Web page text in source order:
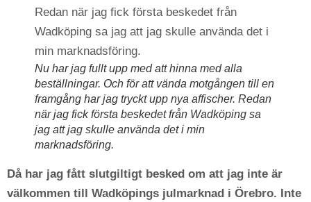
Nu har jag fullt upp med att hinna med alla
beställningar. Och för att vända motgången till en
framgång har jag tryckt upp nya affischer. Redan
när jag fick första beskedet från Wadköping sa
jag att jag skulle använda det i min
marknadsföring.
Då har jag fått slutgiltigt besked om att jag inte är
välkommen till Wadköpings julmarknad i Örebro. Inte